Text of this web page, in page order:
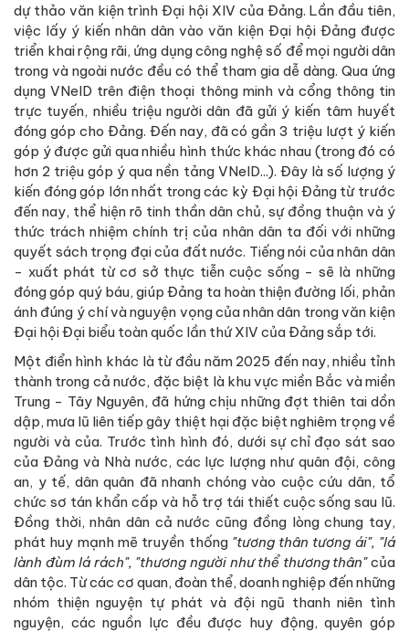
dự thảo văn kiện trình Đại hội XIV của Đảng. Lần đầu tiên,
việc lấy ý kiến nhân dân vào văn kiện Đại hội Đảng được
triển khai rộng rãi, ứng dụng công nghệ số để mọi người dân
trong và ngoài nước đều có thể tham gia dễ dàng. Qua ứng
dụng VNeID trên điện thoại thông minh và cổng thông tin
trực tuyến, nhiều triệu người dân đã gửi ý kiến tâm huyết
đóng góp cho Đảng. Đến nay, đã có gần 3 triệu lượt ý kiến
góp ý được gửi qua nhiều hình thức khác nhau (trong đó có
hơn 2 triệu góp ý qua nền tảng VNeID...). Đây là số lượng ý
kiến đóng góp lớn nhất trong các kỳ Đại hội Đảng từ trước
đến nay, thể hiện rõ tinh thần dân chủ, sự đồng thuận và ý
thức trách nhiệm chính trị của nhân dân ta đối với những
quyết sách trọng đại của đất nước. Tiếng nói của nhân dân
- xuất phát từ cơ sở thực tiễn cuộc sống - sẽ là những
đóng góp quý báu, giúp Đảng ta hoàn thiện đường lối, phản
ánh đúng ý chí và nguyện vọng của nhân dân trong văn kiện
Đại hội Đại biểu toàn quốc lần thứ XIV của Đảng sắp tới.
Một điển hình khác là từ đầu năm 2025 đến nay, nhiều tỉnh
thành trong cả nước, đặc biệt là khu vực miền Bắc và miền
Trung - Tây Nguyên, đã hứng chịu những đợt thiên tai dồn
dập, mưa lũ liên tiếp gây thiệt hại đặc biệt nghiêm trọng về
người và của. Trước tình hình đó, dưới sự chỉ đạo sát sao
của Đảng và Nhà nước, các lực lượng như quân đội, công
an, y tế, dân quân đã nhanh chóng vào cuộc cứu dân, tổ
chức sơ tán khẩn cấp và hỗ trợ tái thiết cuộc sống sau lũ.
Đồng thời, nhân dân cả nước cũng đồng lòng chung tay,
phát huy mạnh mẽ truyền thống "tương thân tương ái", "lá
lành đùm lá rách", "thương người như thể thương thân"của
dân tộc. Từ các cơ quan, đoàn thể, doanh nghiệp đến những
nhóm thiện nguyện tự phát và đội ngũ thanh niên tình
nguyện, các nguồn lực đều được huy động, quyên góp